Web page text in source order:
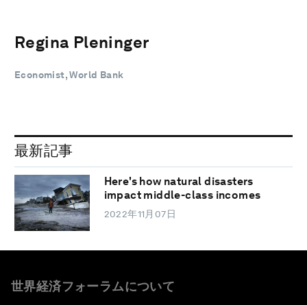
Regina Pleninger
Economist, World Bank
最新記事
Here's how natural disasters
impact middle-class incomes
2022年11月07日
世界経済フォーラムについて